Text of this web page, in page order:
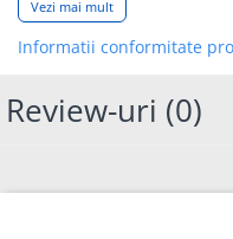
Aplicare ceara solida sau
Lucrari de finisaj exterior pe
Beneficii
Vezi mai mult
Informatii conformitate
Review-uri (0)